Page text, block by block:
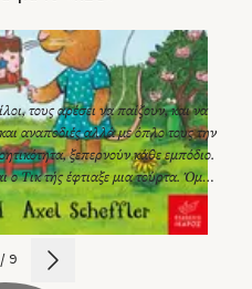
τους αρέσει να παίζουν, και να
αναποδιές αλλά με όπλο τους την
ξεπερνούν κάθε εμπόδιο.
ο Τικ τής έφτιαξε μια τούρτα. Όμως,
η τούρτα γλίστρησε και έπεσε κάτω.
της Τέλα;
/ 9